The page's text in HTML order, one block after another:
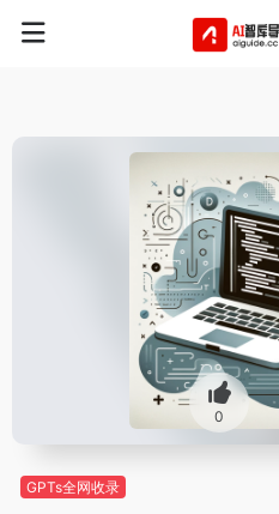
0
GPTs全网收录